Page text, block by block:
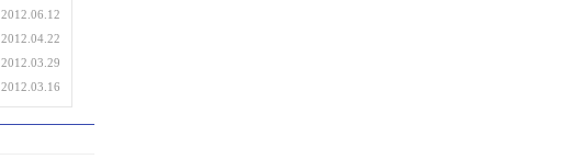
2012.06.12
2012.04.22
2012.03.29
2012.03.16